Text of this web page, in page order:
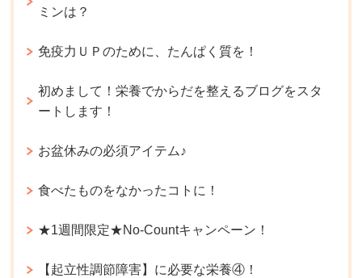
ミンは？
免疫力ＵＰのために、たんぱく質を！
初めまして！栄養でからだを整えるブログをスタ
ートします！
お盆休みの必須アイテム♪
食べたものをなかったコトに！
★1週間限定★No-Countキャンペーン！
【起立性調節障害】に必要な栄養④！